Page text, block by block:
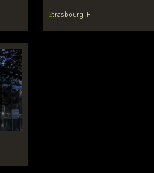
Strasbourg, F